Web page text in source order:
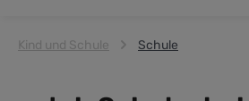
Kind und Schule Schule